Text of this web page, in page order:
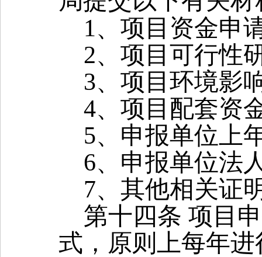
1、项目资金申
2、项目可行性
3、项目环境影
4、项目配套资
5、申报单位上
6、申报单位法
7、其他相关证
第十四条 项目
式，原则上每年